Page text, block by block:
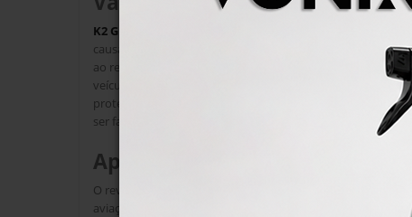
K2 GRAVON
causados, por exemplo, por impactos de pedra. Protege
ao revestimento cerâmico, não há necessidade de encerar
veículo pode também ser reduzida. Em contraste com as
proteger superficies. A única forma de remover o
ser facilmente removida.
Aplicação:
O revestimento K2 GRAVON pode ser aplicado não
aviação e aplicações industriais.